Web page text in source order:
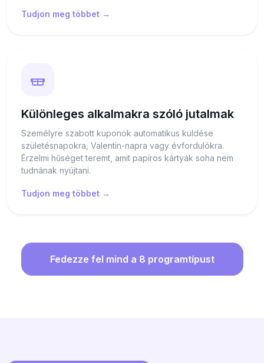
Tudjon meg többet →
Különleges alkalmakra szóló jutalmak
Személyre szabott kuponok automatikus küldése
születésnapokra, Valentin-napra vagy évfordulókra.
Érzelmi hűséget teremt, amit papíros kártyák soha nem
tudnának nyújtani.
Tudjon meg többet →
Fedezze fel mind a 8 programtípust